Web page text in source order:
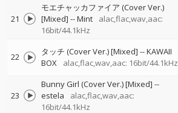
21
モエチャッカファイア (Cover Ver.)
[Mixed] --Mint
alac,flac,wav,aac:
16bit/44.1kHz
22 タッチ (Cover Ver.) [Mixed] --KAWAII
BOX
alac,flac,wav,aac: 16bit/44.1kHz
23
Bunny Girl (Cover Ver.) [Mixed] --
estela
alac,flac,wav,aac:
16bit/44.1kHz